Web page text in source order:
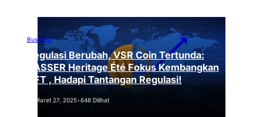
Business
Regulasi Berubah, VSR Coin Tertunda:
VASSER Heritage Été Fokus Kembangkan
NFT , Hadapi Tantangan Regulasi!
Maret 27, 2025•648 Dilihat